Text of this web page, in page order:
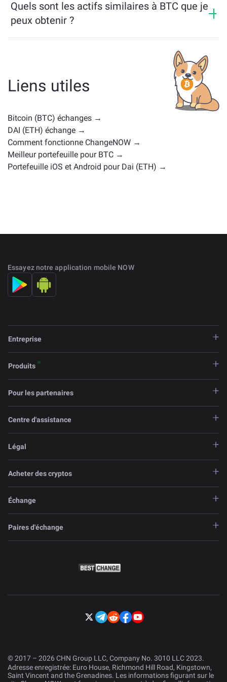
blockchains.
dernières 24 heures.
Quels sont les actifs similaires à BTC que je
peux obtenir ?
— qu'il s'agisse d'une stablecoin, d'un token utilitaire,
d'une gouvernance coin, ou d'un autre type. Les
alternatives courantes incluent d'autres
cryptomonnaies avec des cas d'utilisation ou des
positions de marché similaires. Consultez tous les
actifs disponibles pour échange sur la
page d'échange
principale.
Liens utiles
Bitcoin (BTC) échanges →
DAI (ETH) échange →
Comment fonctionne ChangeNOW →
Meilleur portefeuille pour BTC →
Portefeuille iOS et Android pour Dai (ETH) →
Essayez notre application mobile NOW
Entreprise
Produits
Pour les partenaires
Centre d'assistance
Légal
Acheter des cryptos
Échange
Paires d'échange
© 2017 – 2026 CHN Group LLC, Company No. 3010 LLC 2023.
Adresse enregistrée: Euro House, Richmond Hill Road, Kingstown,
Saint Vincent and the Grenadines. Les informations figurant sur le